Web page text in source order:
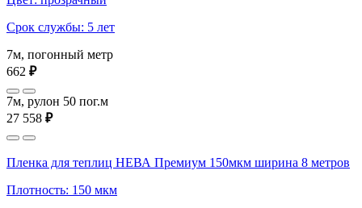
Срок службы: 5 лет
7м, погонный метр
662 ₽
7м, рулон 50 пог.м
27 558 ₽
Пленка для теплиц НЕВА Премиум 150мкм ширина 8 метров
Плотность: 150 мкм